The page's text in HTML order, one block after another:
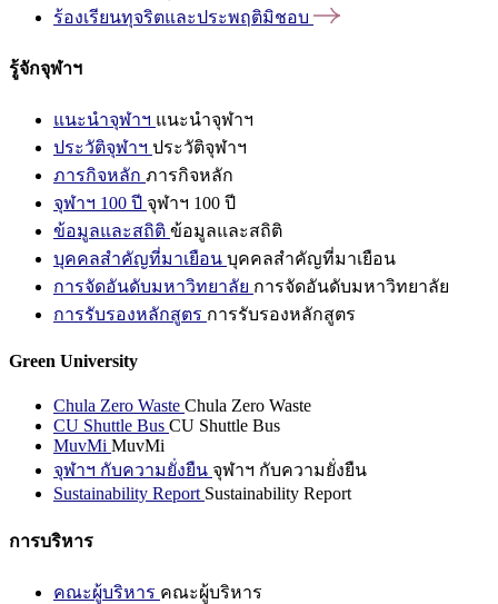
ร้องเรียนทุจริตและประพฤติมิชอบ
รู้จักจุฬาฯ
แนะนำจุฬาฯ แนะนำจุฬาฯ
ประวัติจุฬาฯ ประวัติจุฬาฯ
ภารกิจหลัก ภารกิจหลัก
จุฬาฯ 100 ปี จุฬาฯ 100 ปี
ข้อมูลและสถิติ ข้อมูลและสถิติ
บุคคลสำคัญที่มาเยือน บุคคลสำคัญที่มาเยือน
การจัดอันดับมหาวิทยาลัย การจัดอันดับมหาวิทยาลัย
การรับรองหลักสูตร การรับรองหลักสูตร
Green University
Chula Zero Waste Chula Zero Waste
CU Shuttle Bus CU Shuttle Bus
MuvMi MuvMi
จุฬาฯ กับความยั่งยืน จุฬาฯ กับความยั่งยืน
Sustainability Report Sustainability Report
การบริหาร
คณะผู้บริหาร คณะผู้บริหาร